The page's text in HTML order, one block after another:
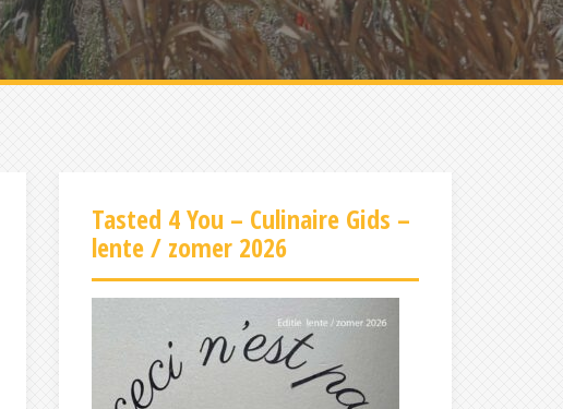
Tasted 4 You – Culinaire Gids –
lente / zomer 2026